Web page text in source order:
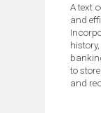
A text
and
to
and